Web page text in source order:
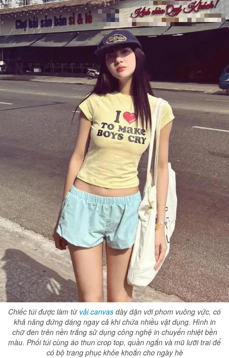
Chiếc túi được làm từ vải canvas dày dặn với phom vuông vức, có
khả năng đứng dáng ngay cả khi chứa nhiều vật dụng. Hình in
chữ đen trên nền trắng sử dụng công nghệ in chuyển nhiệt bền
màu. Phối túi cùng áo thun crop top, quần ngắn và mũ lưỡi trai để
có bộ trang phục khỏe khoắn cho ngày hè